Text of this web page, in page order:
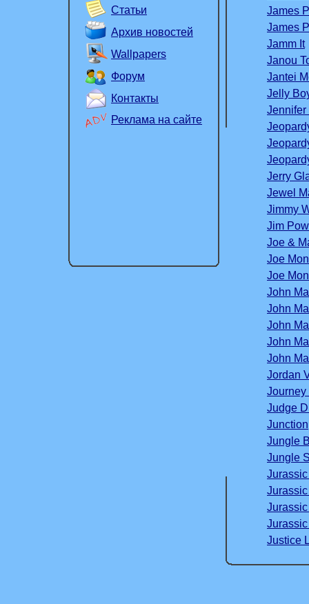
James
James
Jamm It
Janou
Jantei
Jelly
Jennifer
Jerry
Jewel
Jimmy
Jim
Joe &
Joe
Joe
John
John
John
John
John
Jordan
Journey
Judge
Junction
Jungle
Jungle
Justice
Архив новостей
Wallpapers
Контакты
Статьи
Реклама на сайте
Форум